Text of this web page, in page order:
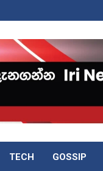
TECH GOSSIP